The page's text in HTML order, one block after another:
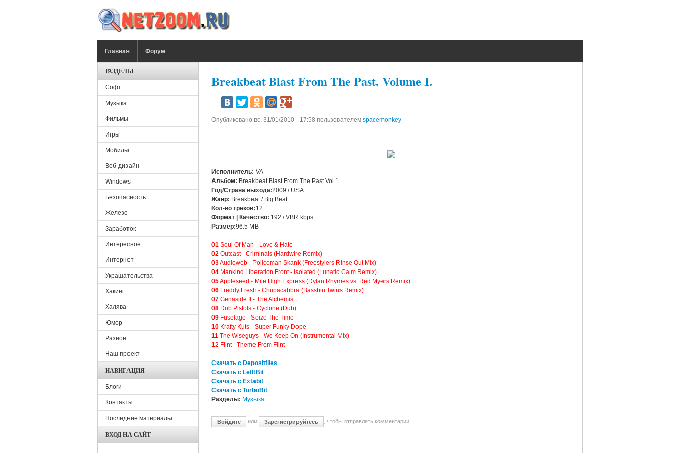
Главная Форум
Breakbeat Blast From The Past. Volume I.
Опубликовано вс, 31/01/2010 - 17:58 пользователем spacemonkey
Исполнитель: VA
Альбом: Breakbeat Blast From The Past Vol.1
Год/Страна выхода:2009 / USA
Жанр: Breakbeat / Big Beat
Кол-во треков:12
Формат | Качество: 192 / VBR kbps
Размер:96.5 MB
01 Soul Of Man - Love & Hate
02 Outcast - Criminals (Hardwire Remix)
03Audioweb - Policeman Skank (Freestylers Rinse Out Mix)
04 Mankind Liberation Front - Isolated (Lunatic Calm Remix)
05Appleseed - Mile High Express (Dylan Rhymes vs. Red Myers Remix)
06 Freddy Fresh - Chupacabbra (Bassbin Twins Remix)
07 Genaside II - The Alchemist
08 Dub Pistols - Cyclone (Dub)
09 Fuselage - Seize The Time
10 Krafty Kuts - Super Funky Dope
11 The Wiseguys - We Keep On (Instrumental Mix)
12 Flint - Theme From Flint
Скачать с Depositfiles
Скачать с LetItBit
Скачать с Extabit
Скачать с TurboBit
Разделы: Музыка
Войдите или Зарегистрируйтесь , чтобы отправлять комментарии
РАЗДЕЛЫ
Софт
Музыка
Фильмы
Игры
Мобилы
Веб-дизайн
Windows
Безопасность
Железо
Заработок
Интересное
Интернет
Украшательства
Хакинг
Халява
Юмор
Разное
Наш проект
НАВИГАЦИЯ
Блоги
Контакты
Последние материалы
ВХОД НА САЙТ